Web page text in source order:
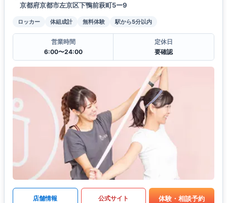
京都府京都市左京区下鴨前萩町5ー9
ロッカー 体組成計 無料体験 駅から5分以内
営業時間
6:00〜24:00
定休日
要確認
店舗情報 公式サイト 体験・相談予約